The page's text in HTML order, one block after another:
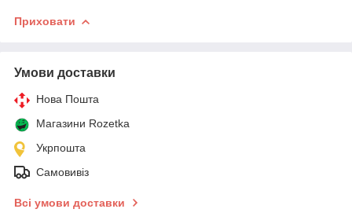
Приховати
Умови доставки
Нова Пошта
Магазини Rozetka
Укрпошта
Самовивіз
Всі умови доставки